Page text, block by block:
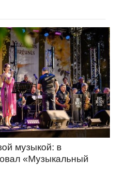
музыкой: в
«Музыкальный